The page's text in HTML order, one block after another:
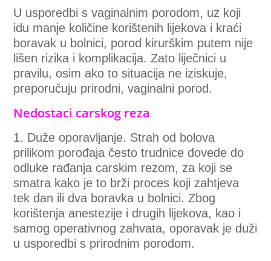
U usporedbi s vaginalnim porodom, uz koji
idu manje količine korištenih lijekova i kraći
boravak u bolnici, porod kirurškim putem nije
lišen rizika i komplikacija. Zato liječnici u
pravilu, osim ako to situacija ne iziskuje,
preporučuju prirodni, vaginalni porod.
Nedostaci carskog reza
1. Duže oporavljanje. Strah od bolova
prilikom porođaja često trudnice dovede do
odluke rađanja carskim rezom, za koji se
smatra kako je to brži proces koji zahtjeva
tek dan ili dva boravka u bolnici. Zbog
korištenja anestezije i drugih lijekova, kao i
samog operativnog zahvata, oporavak je duži
u usporedbi s prirodnim porodom.